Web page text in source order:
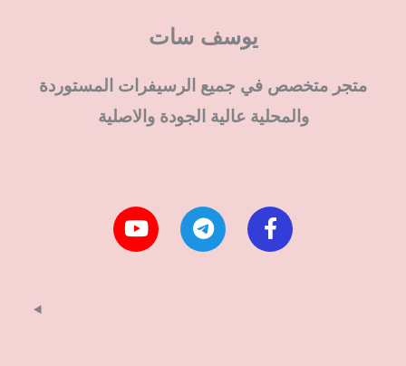
يوسف سات
متجر متخصص في جميع الرسيفرات المستوردة
والمحلية عالية الجودة والاصلية